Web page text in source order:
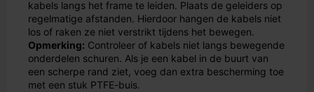
kabels langs het frame te leiden. Plaats de geleiders op
regelmatige afstanden. Hierdoor hangen de kabels niet
los of raken ze niet verstrikt tijdens het bewegen.
Opmerking: Controleer of kabels niet langs bewegende
onderdelen schuren. Als je een kabel in de buurt van
een scherpe rand ziet, voeg dan extra bescherming toe
met een stuk PTFE-buis.